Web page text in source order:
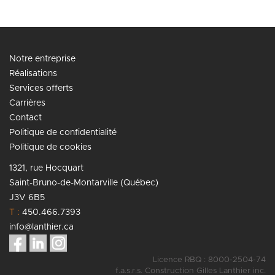
Notre entreprise
Réalisations
Services offerts
Carrières
Contact
Politique de confidentialité
Politique de cookies
1321, rue Hocquart
Saint-Bruno-de-Montarville (Québec)
J3V 6B5
T : 450.466.7393
info@lanthier.ca
Licence RBQ : 8000-2504-74
f.a.s.r.s. Construction Gilles Lanthier inc.